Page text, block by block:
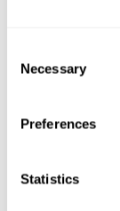
Selection
Necessary
Preferences
Statistics
LENNY
49,50kr.